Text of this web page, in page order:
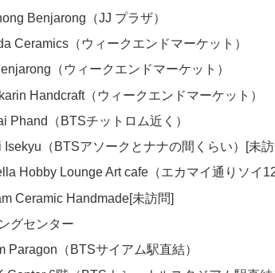
Benjarong（JJ プラザ）
Ceramics（ウィークエンドマーケット）
（ウィークエンドマーケット）
Handcraft（ウィークエンドマーケット）
Phand（BTSチットロム近く）
Isekyu（BTSアソークとナナの間くらい）[未
Hobby Lounge Art cafe（エカマイ通りソイ
Ceramic Handmade[未訪問]
グセンター
Paragon（BTSサイアム駅直結）